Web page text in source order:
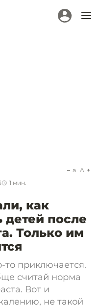
1 мин.
a A
как
детей после
Только им
то приключается.
считай норма
Вот и
не такой